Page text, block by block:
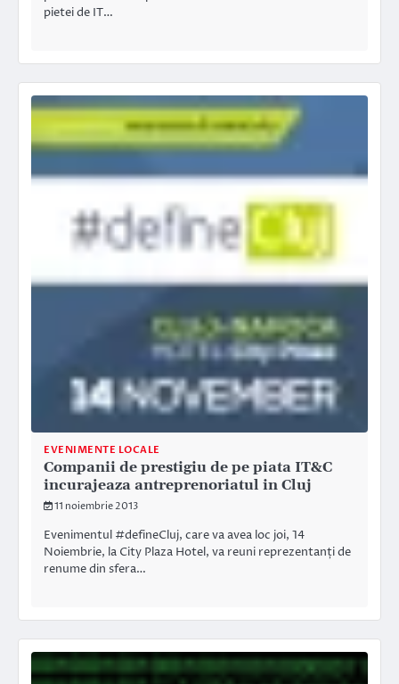
pietei de IT…
EVENIMENTE LOCALE
Companii de prestigiu de pe piata IT&C
incurajeaza antreprenoriatul in Cluj
11 noiembrie 2013
Evenimentul #defineCluj, care va avea loc joi, 14
Noiembrie, la City Plaza Hotel, va reuni reprezentanți de
renume din sfera…